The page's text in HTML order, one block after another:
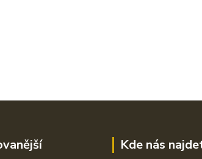
Kde nás